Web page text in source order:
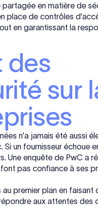
en matière de
place de contrôles
en garantissant la
des
sur
n'a jamais été aussi
un fournisseur échoue
Une enquête de PwC a
pas confiance à ses
premier plan en faisant
aux attentes des